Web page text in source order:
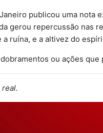
publicou uma
gerou repercussão
ruína, e a altivez do
ou ações